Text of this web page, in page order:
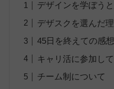
デザインを学ぼう
デザスクを選んだ
45日を終えての感想
キャリ活に参加し
チーム制について